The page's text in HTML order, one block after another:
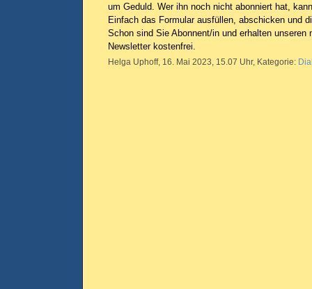
um Geduld. Wer ihn noch nicht abonniert hat,
Einfach das Formular ausfüllen, abschicken und
Schon sind Sie Abonnent/in und erhalten unseren
Newsletter kostenfrei.
Helga Uphoff, 16. Mai 2023, 15.07 Uhr, Kategorie: